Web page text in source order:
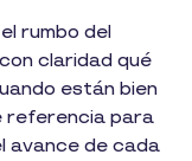
rumbo del
claridad qué
están bien
referencia para
avance de cada